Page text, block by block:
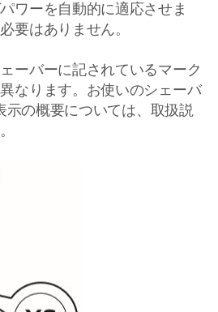
ワーを自動的に適応させま
要はありません。
ーバーに記されているマーク
なります。お使いのシェーバ
示の概要については、取扱説